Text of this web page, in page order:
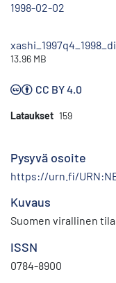
1998-02-02
13.96 MB
CC BY 4.0
Lataukset 159
Pysyvä osoite
https://urn.fi/
Kuvaus
Suomen virallinen
ISSN
0784-8900